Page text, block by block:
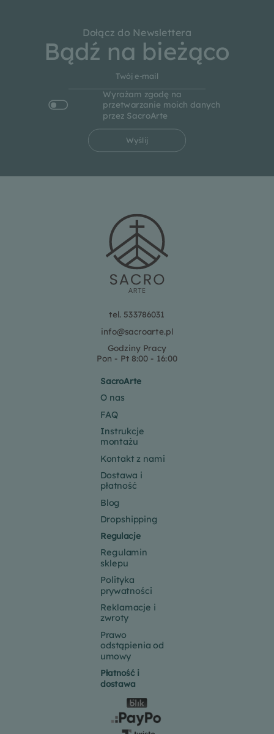
Dołącz do Newslettera
Bądź na bieżąco
Wyrażam zgodę na
przetwarzanie moich danych
przez SacroArte
Wyślij
tel. 533786031
info@sacroarte.pl
Godziny Pracy
Pon - Pt 8:00 - 16:00
SacroArte
O nas
FAQ
Instrukcje
montażu
Kontakt z nami
Dostawa i
płatność
Blog
Dropshipping
Regulacje
Regulamin
sklepu
Polityka
prywatności
Reklamacje i
zwroty
Prawo
odstąpienia od
umowy
Płatność i
dostawa